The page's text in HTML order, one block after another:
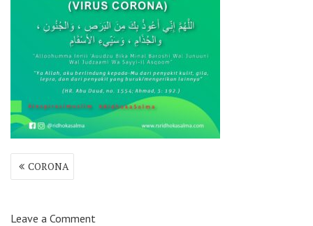
Post
navigation
CORONA
Leave a Comment